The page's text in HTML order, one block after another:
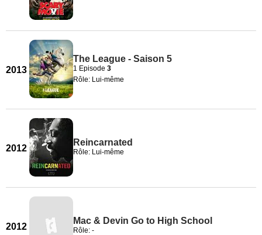
2013
The League - Saison 5
1 Episode 3
Rôle: Lui-même
2012
Reincarnated
Rôle: Lui-même
2012
Mac & Devin Go to High School
Rôle: -